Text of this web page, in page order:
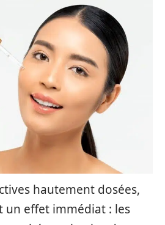
hautement dosées,
un effet immédiat : les